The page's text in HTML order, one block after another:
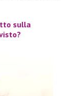
sulla